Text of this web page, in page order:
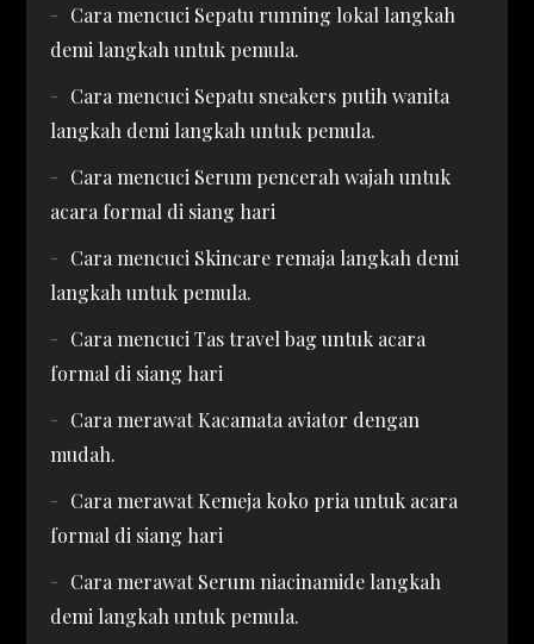
Cara mencuci Sepatu running lokal langkah
demi langkah untuk pemula.
Cara mencuci Sepatu sneakers putih wanita
langkah demi langkah untuk pemula.
Cara mencuci Serum pencerah wajah untuk
acara formal di siang hari
Cara mencuci Skincare remaja langkah demi
langkah untuk pemula.
Cara mencuci Tas travel bag untuk acara
formal di siang hari
Cara merawat Kacamata aviator dengan
mudah.
Cara merawat Kemeja koko pria untuk acara
formal di siang hari
Cara merawat Serum niacinamide langkah
demi langkah untuk pemula.